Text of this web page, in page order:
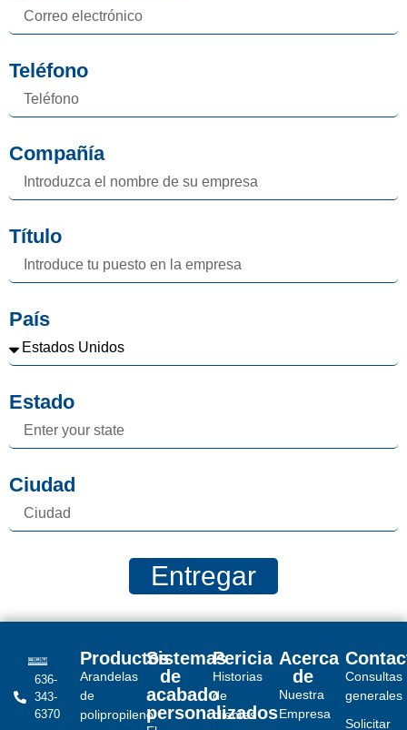
Teléfono
Compañía
Título
País
Estado
Ciudad
Entregar
636-
343-
6370
Productos
Arandelas
de
polipropileno
Sistemas
de
acabado
personalizados
Pericia
Historias
de
clientes
Acerca
de
Nuestra
Empresa
Consultas
generales
Solicitar